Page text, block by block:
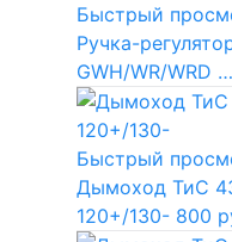
Быстрый
Ручка-
GWH/WR/WRD
Быстрый
Дымоход ТиС
120+/130- 800